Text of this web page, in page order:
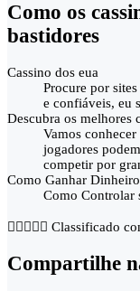
Como os
bastidores
Cassino dos eua
Procure por
e confiáveis, eu
Descubra os melhores
Vamos
jogadores
competir por
Como Ganhar
Como Controlar
     Classificado
Compartilhe